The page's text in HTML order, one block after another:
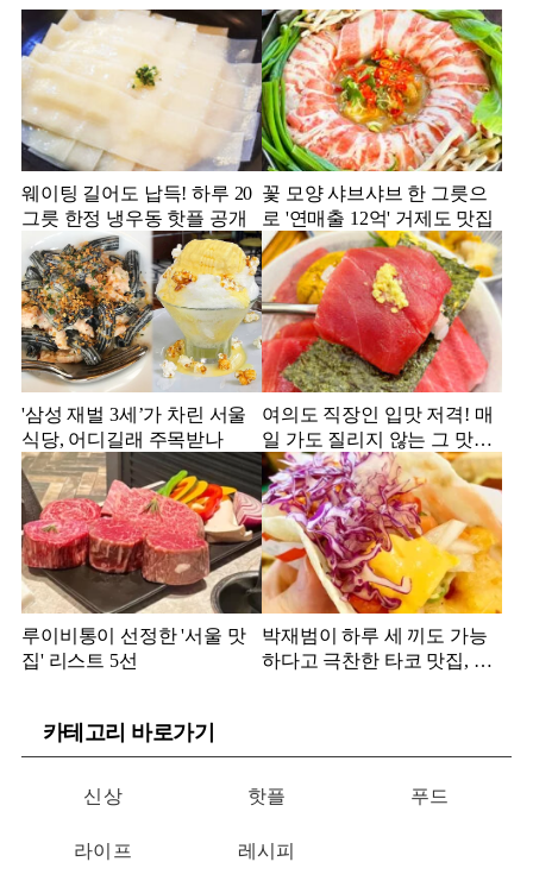
웨이팅 길어도 납득! 하루 20
그릇 한정 냉우동 핫플 공개
꽃 모양 샤브샤브 한 그릇으
로 '연매출 12억' 거제도 맛집
'삼성 재벌 3세’가 차린 서울
식당, 어디길래 주목받나
여의도 직장인 입맛 저격! 매
일 가도 질리지 않는 그 맛집
은?
루이비통이 선정한 '서울 맛
집' 리스트 5선
박재범이 하루 세 끼도 가능
하다고 극찬한 타코 맛집, 어
카테고리 바로가기
신상 핫플 푸드
라이프 레시피